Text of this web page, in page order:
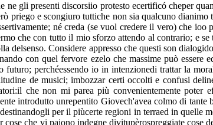
gli presenti discorsiio protesto ecertificó cheper
priego e scongiuro tuttiche non sia qualcuno
né creda (se vuol credere il vero) che
che con tutto il mio sforzo attendo al contrario; e
delsenso. Considere appresso che questi son
con quel fervore ezelo che massime può essere
futuro; perchéessendo io in intenzionedi trattar la
de musici; imbozzar certi occolti e confusi
che non mi parea più convenientemente
introdutto unrepentito Giovech'avea colmo di
per il piùcerte regioni in terraed in quelle
che vi paiono indegne divitupèrospreggiate